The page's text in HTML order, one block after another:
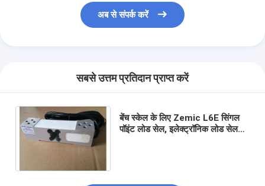
अब से संपर्क करें
सबसे उत्तम प्रतिदान प्राप्त करें
बेंच स्केल के लिए Zemic L6E सिंगल
पॉइंट लोड सेल, इलेक्ट्रॉनिक लोड सेल